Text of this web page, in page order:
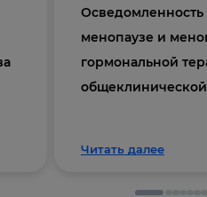
Осведомленность
менопаузе и
гормональной
Читать далее